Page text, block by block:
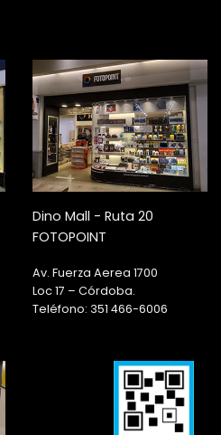
Dino Mall - Ruta 20
FOTOPOINT
Av. Fuerza Aerea 1700
Loc 17 – Córdoba.
Teléfono: 351 466-6006